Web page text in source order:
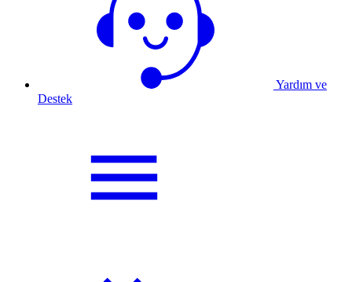
Yardım ve
Destek